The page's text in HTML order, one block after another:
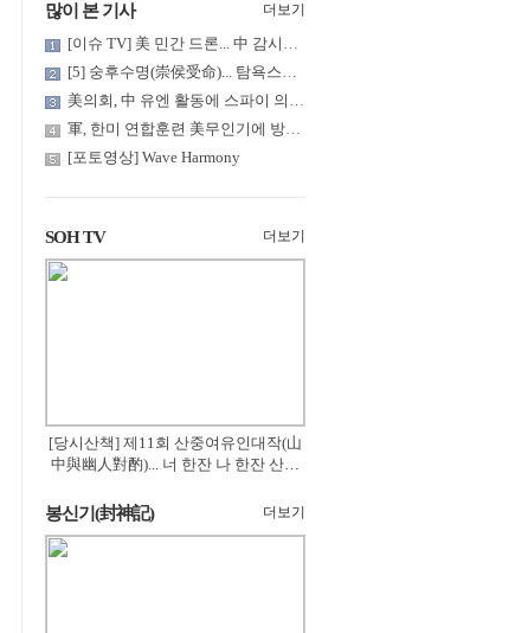
많이 본 기사 더보기
[이슈 TV] 美 민간 드론... 中 감시망 뚫고 군함 근접 촬영
[5] 숭후수명(崇侯受命)... 탐욕스러운 북백후, 정벌의 기치를 올.....
美의회, 中 유엔 활동에 스파이 의혹 제기
軍, 한미 연합훈련 美무인기에 방공태세 발령... 왜?
[포토영상] Wave Harmony
SOH TV 더보기
[당시산책] 제11회 산중여유인대작(山
中與幽人對酌)... 너 한잔 나 한잔 산의
봉신기(封神記) 더보기